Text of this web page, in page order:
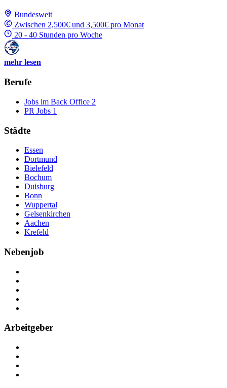
Bundesweit
Zwischen 2,500€ und 3,500€ pro Monat
20 - 40 Stunden pro Woche
mehr lesen
Berufe
Jobs im Back Office 2
PR Jobs 1
Städte
Essen
Dortmund
Bielefeld
Bochum
Duisburg
Bonn
Wuppertal
Gelsenkirchen
Aachen
Krefeld
Nebenjob
Arbeitgeber